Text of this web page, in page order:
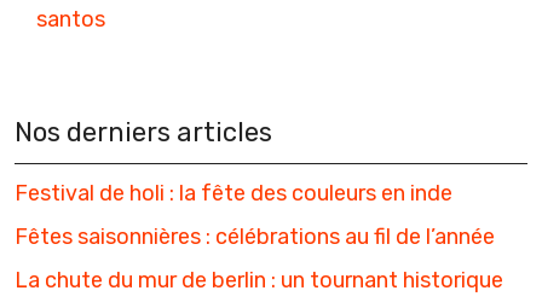
santos
Nos derniers articles
Festival de holi : la fête des couleurs en inde
Fêtes saisonnières : célébrations au fil de l’année
La chute du mur de berlin : un tournant historique